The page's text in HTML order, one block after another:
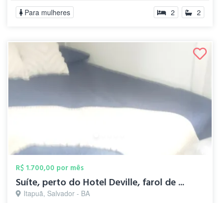
Para mulheres 2 2
R$ 1.700,00 por mês
Suíte, perto do Hotel Deville, farol de ...
Itapuã, Salvador - BA